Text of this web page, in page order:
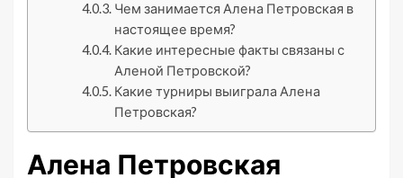
Чем занимается Алена Петровская в
настоящее время?
Какие интересные факты связаны с
Аленой Петровской?
Какие турниры выиграла Алена
Петровская?
Алена Петровская